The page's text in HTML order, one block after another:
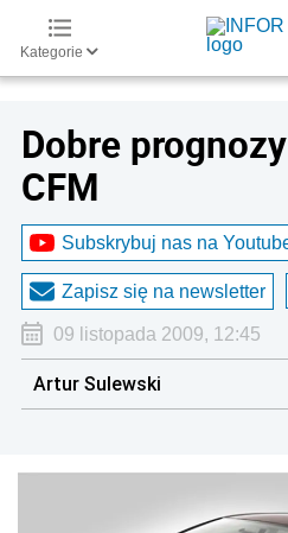
Kategorie
Dobre
CFM
Subskrybuj nas na
Zapisz się na newsletter
09 listopada 2009, 12:45
Artur Sulewski